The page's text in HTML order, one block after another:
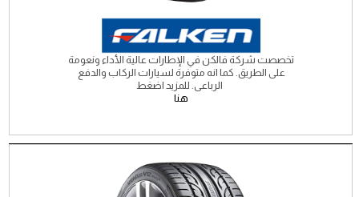
تخصصت شركة فالكن في الإطارات عالية الأداء ونعومة
على الطريق. كما انه متوفرة لسيارات الركاب والدفع
هنا